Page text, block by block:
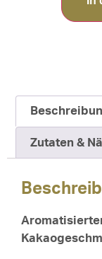
Zutaten &